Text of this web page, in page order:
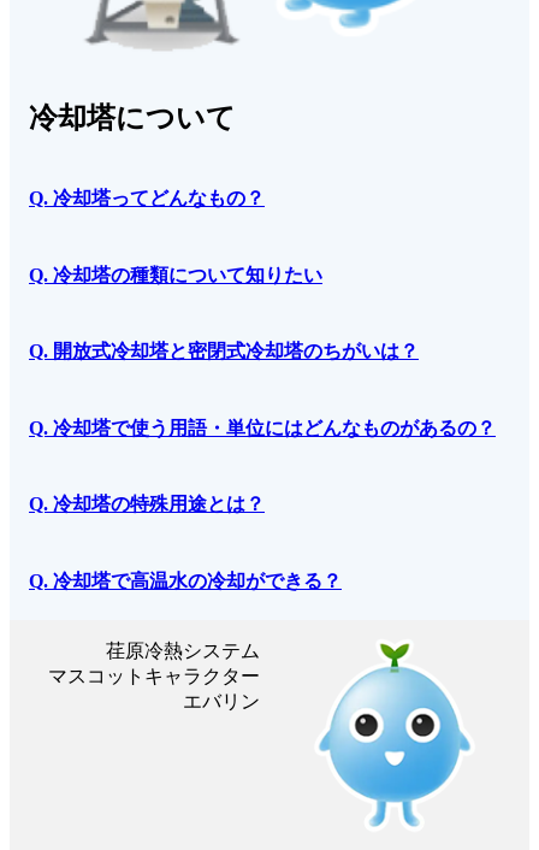
冷却塔について
Q. 冷却塔ってどんなもの？
Q. 冷却塔の種類について知りたい
Q. 開放式冷却塔と密閉式冷却塔のちがいは？
Q. 冷却塔で使う用語・単位にはどんなものがあるの？
Q. 冷却塔の特殊用途とは？
Q. 冷却塔で高温水の冷却ができる？
荏原冷熱システム
マスコットキャラクター
エバリン